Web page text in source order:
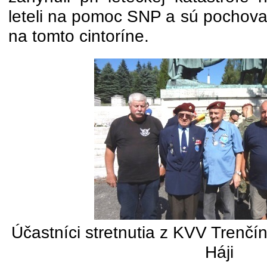
leteli na pomoc SNP a sú
na tomto cintoríne.
Účastníci stretnutia z KVV
Háji